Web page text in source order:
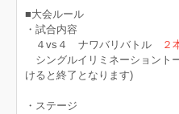
■大会ルール
・試合内容
４vs４ ナワバリバトル
２
シングルイリミネーショント
けると終了となります)
・ステージ